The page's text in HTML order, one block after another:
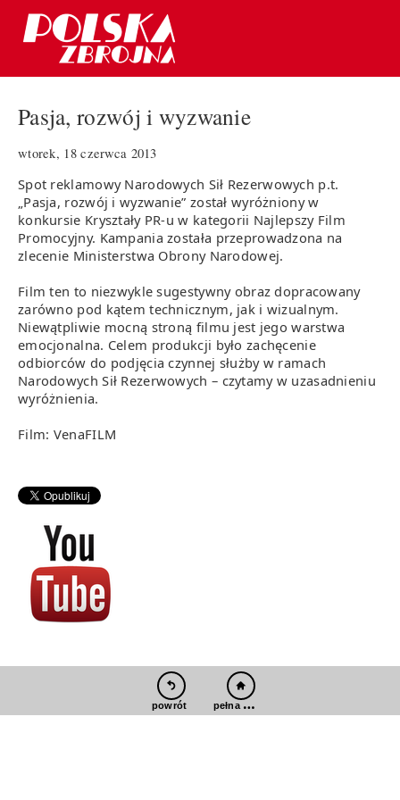
Pasja, rozwój i wyzwanie
wtorek, 18 czerwca 2013
Spot reklamowy Narodowych Sił Rezerwowych p.t.
„Pasja, rozwój i wyzwanie” został wyróżniony w
konkursie Kryształy PR-u w kategorii Najlepszy Film
Promocyjny. Kampania została przeprowadzona na
zlecenie Ministerstwa Obrony Narodowej.
Film ten to niezwykle sugestywny obraz dopracowany
zarówno pod kątem technicznym, jak i wizualnym.
Niewątpliwie mocną stroną filmu jest jego warstwa
emocjonalna. Celem produkcji było zachęcenie
odbiorców do podjęcia czynnej służby w ramach
Narodowych Sił Rezerwowych – czytamy w uzasadnieniu
wyróżnienia.
Film: VenaFILM
powrót pełna wersja